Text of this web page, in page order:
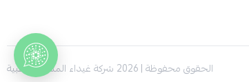
الحقوق محفوظة | 2026 شركة غيداء المتطورة الطبية